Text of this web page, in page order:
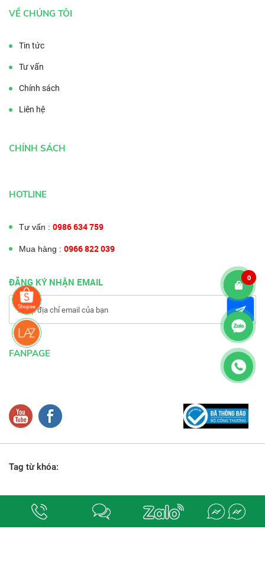
VỀ CHÚNG TÔI
Tin tức
Tư vấn
Chính sách
Liên hệ
CHÍNH SÁCH
HOTLINE
Tư vấn : 0986 634 759
Mua hàng : 0966 822 039
ĐĂNG KÝ NHẬN EMAIL
FANPAGE
Tag từ khóa:
Địa chỉ:số 78-80, đường M1 (số 18), phường Bình Hưng Hòa, quận Bình Tân,
0